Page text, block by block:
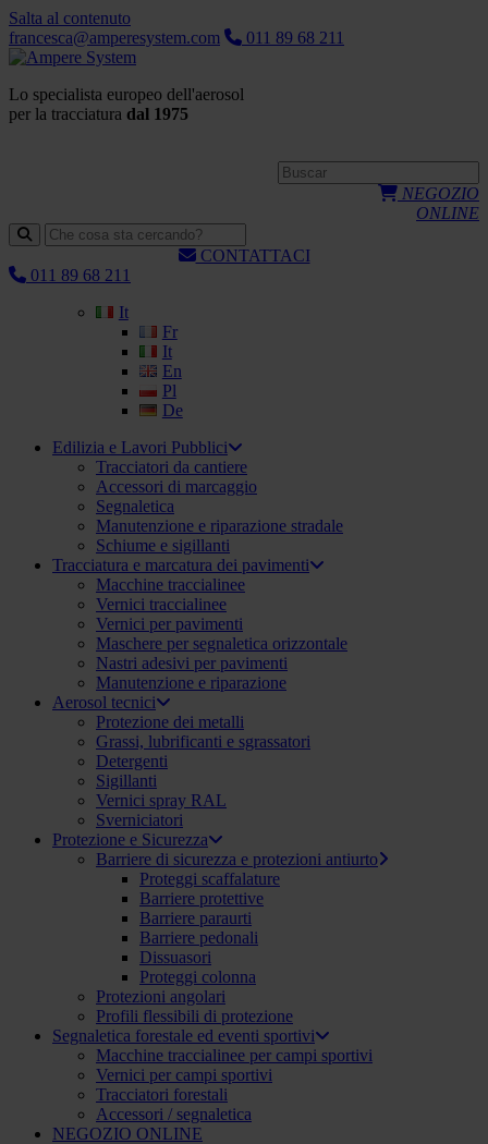
Salta al contenuto
francesca@amperesystem.com
011 89 68 211
Lo specialista europeo dell'aerosol
per la tracciatura dal 1975
NEGOZIO
ONLINE
CONTATTACI
011 89 68 211
It
Fr
It
En
Pl
De
Edilizia e Lavori Pubblici
Tracciatori da cantiere
Accessori di marcaggio
Segnaletica
Manutenzione e riparazione stradale
Schiume e sigillanti
Tracciatura e marcatura dei pavimenti
Macchine traccialinee
Vernici traccialinee
Vernici per pavimenti
Maschere per segnaletica orizzontale
Nastri adesivi per pavimenti
Manutenzione e riparazione
Aerosol tecnici
Protezione dei metalli
Grassi, lubrificanti e sgrassatori
Detergenti
Sigillanti
Vernici spray RAL
Sverniciatori
Protezione e Sicurezza
Barriere di sicurezza e protezioni antiurto
Proteggi scaffalature
Barriere protettive
Barriere paraurti
Barriere pedonali
Dissuasori
Proteggi colonna
Protezioni angolari
Profili flessibili di protezione
Segnaletica forestale ed eventi sportivi
Macchine traccialinee per campi sportivi
Vernici per campi sportivi
Tracciatori forestali
Accessori / segnaletica
NEGOZIO ONLINE